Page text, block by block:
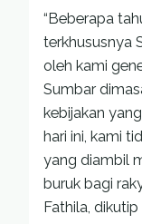
“Beberapa
terkhususnya
oleh kami
Sumbar
kebijakan
hari ini, kami
yang diambil
buruk bagi
Fathila,